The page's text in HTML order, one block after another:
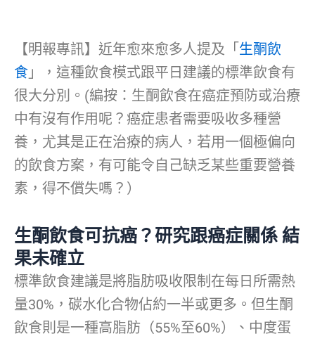
【明報專訊】近年愈來愈多人提及「 生酮飲
食 」，這種飲食模式跟平日建議的標準飲食有
很大分別。(編按：生酮飲食在癌症預防或治療
中有沒有作用呢？癌症患者需要吸收多種營
養，尤其是正在治療的病人，若用一個極偏向
的飲食方案，有可能令自己缺乏某些重要營養
素，得不償失嗎？）
生酮飲食可抗癌？研究跟癌症關係 結
果未確立
標準飲食建議是將脂肪吸收限制在每日所需熱
量30%，碳水化合物佔約一半或更多。但生酮
飲食則是一種高脂肪（55%至60%）、中度蛋